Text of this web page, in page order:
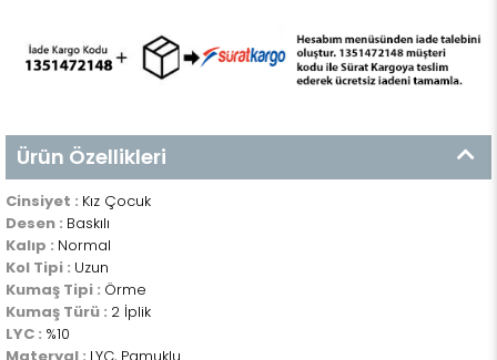
Ürün Özellikleri
Cinsiyet : Kız Çocuk
Desen : Baskılı
Kalıp : Normal
Kol Tipi : Uzun
Kumaş Tipi : Örme
Kumaş Türü : 2 İplik
LYC : %10